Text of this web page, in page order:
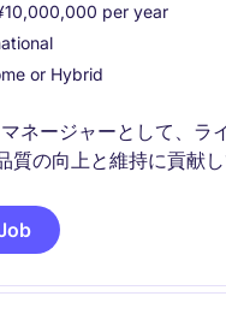
per year
or Hybrid
ネージャーとして、ラ
質の向上と維持に貢献
チームリーダーシップを